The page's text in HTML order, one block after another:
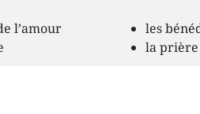
l’amour
les
la